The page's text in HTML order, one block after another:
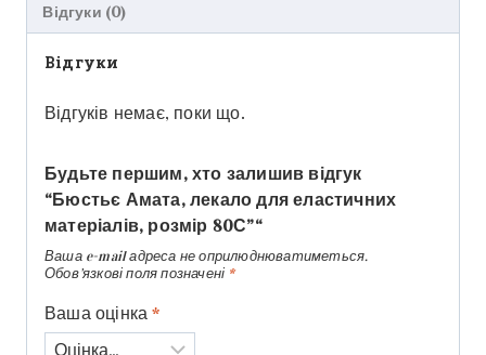
Відгуки (0)
Відгуки
Відгуків немає, поки що.
Будьте першим, хто залишив відгук
“Бюстьє Амата, лекало для еластичних
матеріалів, розмір 80С”“
Ваша e-mail адреса не оприлюднюватиметься.
Обов’язкові поля позначені *
Ваша оцінка*